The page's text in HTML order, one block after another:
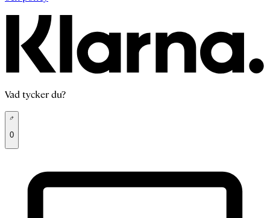
Vad tycker du?
0